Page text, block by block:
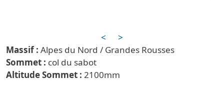
<
>
Alpes du Nord / Grandes Rousses
col du sabot
2100m